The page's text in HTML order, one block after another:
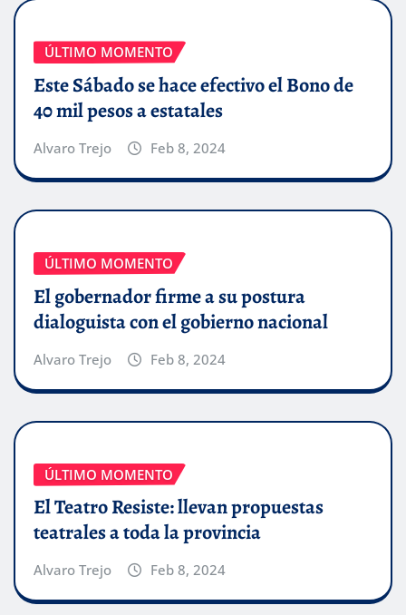
ÚLTIMO MOMENTO
Este Sábado se hace efectivo el Bono de
40 mil pesos a estatales
Alvaro Trejo Feb 8, 2024
ÚLTIMO MOMENTO
El gobernador firme a su postura
dialoguista con el gobierno nacional
Alvaro Trejo Feb 8, 2024
ÚLTIMO MOMENTO
El Teatro Resiste: llevan propuestas
teatrales a toda la provincia
Alvaro Trejo Feb 8, 2024